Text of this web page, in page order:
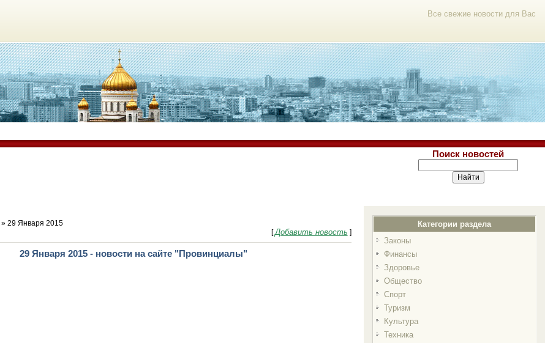
Все свежие новости для Вас
Поиск новостей
Категории раздела
Законы
Финансы
Здоровье
Общество
Спорт
Туризм
Культура
Техника
» 29 Января 2015
[Добавить новость ]
29 Января 2015 - новости на сайте "Провинциалы"